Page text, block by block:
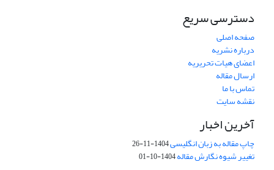
دسترسی سریع
صفحه اصلی
درباره نشریه
اعضای هیات تحریریه
ارسال مقاله
تماس با ما
نقشه سایت
آخرین اخبار
چاپ مقاله به زبان انگلیسی1404-11-26
تغییر شیوه نگارش مقاله1404-10-01